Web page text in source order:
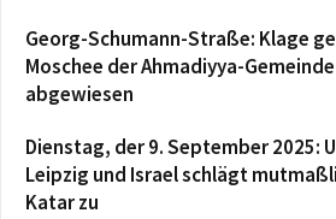
Georg-Schumann-Straße: Klage
Moschee der Ahmadiyya-Gemeinde
abgewiesen
Dienstag, der 9. September 2025:
Leipzig und Israel schlägt
Katar zu